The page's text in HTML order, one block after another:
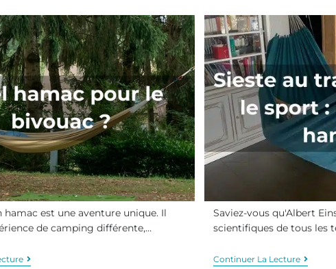
hamac est une aventure unique. Il
de camping différente,…
Saviez-vous qu'Albert
scientifiques de tous les
Continuer La Lecture